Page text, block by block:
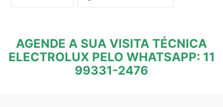
AGENDE A SUA VISITA TÉCNICA
ELECTROLUX PELO WHATSAPP: 11
99331-2476